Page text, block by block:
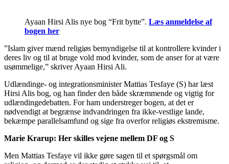
Ayaan Hirsi Alis nye bog “Frit bytte”. Læs anmeldelse af
bogen her
”Islam giver mænd religiøs bemyndigelse til at kontrollere kvinder i
deres liv og til at bruge vold mod kvinder, som de anser for at være
usømmelige,” skriver Ayaan Hirsi Ali.
Udlændinge- og integrationsminister Mattias Tesfaye (S) har læst
Hirsi Alis bog, og han finder den både skræmmende og vigtig for
udlændingedebatten. For ham understreger bogen, at det er
nødvendigt at begrænse indvandringen fra ikke-vestlige lande,
bekæmpe parallelsamfund og sige fra overfor religiøs ekstremisme.
Marie Krarup: Her skilles vejene mellem DF og S
Men Mattias Tesfaye vil ikke gøre sagen til et spørgsmål om